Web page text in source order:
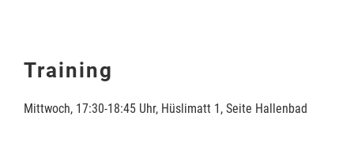
Training
Mittwoch, 17:30-18:45 Uhr, Hüslimatt 1, Seite Hallenbad